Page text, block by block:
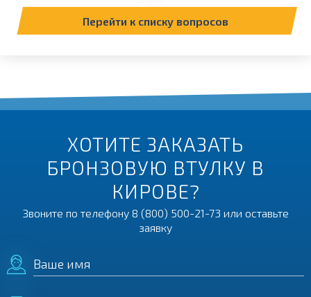
ХОТИТЕ ЗАКАЗАТЬ
БРОНЗОВУЮ ВТУЛКУ В
КИРОВЕ?
Звоните по телефону 8 (800) 500-21-73 или оставьте
заявку
Ваше имя
Перейти к списку вопросов